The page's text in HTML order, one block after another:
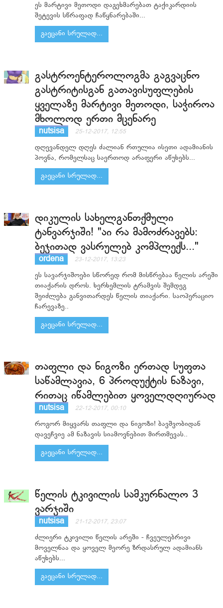
ეს მარტივი მეთოდი დაგეხმარებათ ტაქიკარდიის
შეტევის სწრაფად ჩაწყნარებაში...
გაეცანი სრულად...
გასტროენტეროლოგმა გაგვაცნო
გასტრიტისგან გათავისუფლების
ყველაზე მარტივი მეთოდი, საჭიროა
მხოლოდ ერთი მცენარე
nutsisa 25-12-2017, 12:55
დღევანდელ დღეს ძალიან რთულია ისეთი ადამიანის
პოვნა, რომელსაც საერთოდ არაფერი აწუხებს...
გაეცანი სრულად...
დიკულის სახელგანთქმული
ტანვარჯიში! "აი რა მამოძრავებს:
ბეჯითად ვასრულებ კომპლექს..."
ordena 23-12-2017, 13:23
ეს სავარჯიშოები სწორედ რომ მისწრებაა წელის არეში
თიაქარის დროს. ხერხემლის ტრამვის შემდეგ
შეიძლება განვითარდეს წელის თიაქარი. საოპერაციო
ჩარევაზე..
გაეცანი სრულად...
თაფლი და ნიგოზი ერთად სუფთა
საწამლავია, 6 პროდუქტის ნაზავი,
რითაც იწამლებით ყოველდღიურად
nutsisa 22-12-2017, 00:10
როგორ მიყვარს თაფლი და ნიგოზი! ბავშვობიდან
დავეჩვიე ამ ნაზავის სიამოვნებით მირთმევას..
გაეცანი სრულად...
წელის ტკივილის სამკურნალო 3
ვარჯიში
nutsisa 21-12-2017, 23:07
ძლიერი ტკივილი წელის არეში - ჩვეულებრივი
მოველნაა და ყოველ მეორე ზრდასრულ ადამიანს
აწუხებს...
გაეცანი სრულად...